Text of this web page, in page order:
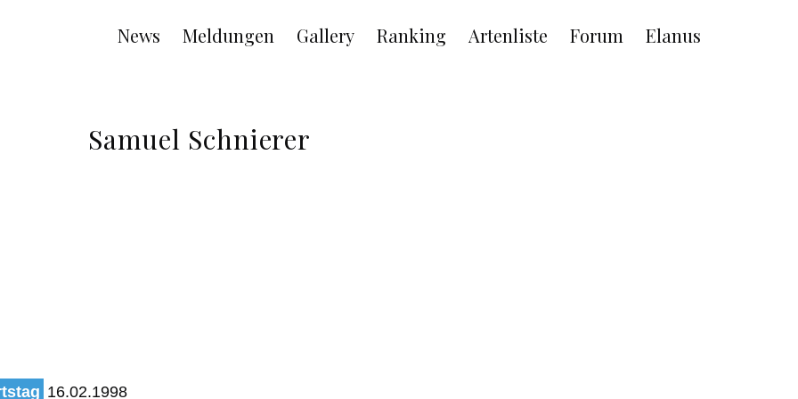
Main
navigation
News Meldungen Gallery Ranking Artenliste Forum Elanus
Samuel Schnierer
16.02.1998